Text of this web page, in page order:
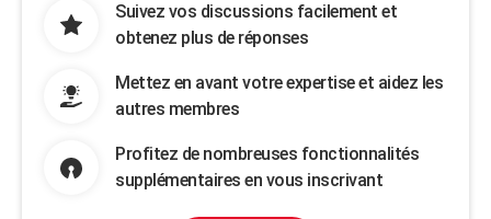
Suivez vos discussions facilement et
obtenez plus de réponses
Mettez en avant votre expertise et aidez les
autres membres
Profitez de nombreuses fonctionnalités
supplémentaires en vous inscrivant